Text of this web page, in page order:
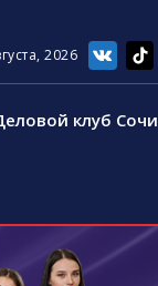
2026
клуб Сочи